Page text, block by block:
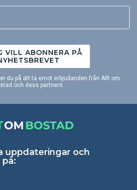
VILL ABONNERA PÅ
du på att ta emot erbjudanden från Allt om
och dess partners.
uppdateringar och